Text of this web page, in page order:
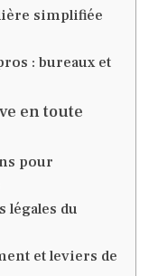
simplifiée
: bureaux et
en toute
pour
légales du
et leviers de